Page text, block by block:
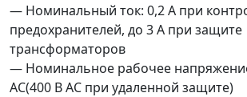
— Номинальный ток: 0,2 А при
предохранителей, до 3 А при защите
трансформаторов
— Номинальное рабочее
AC(400 В AC при удаленной защите)